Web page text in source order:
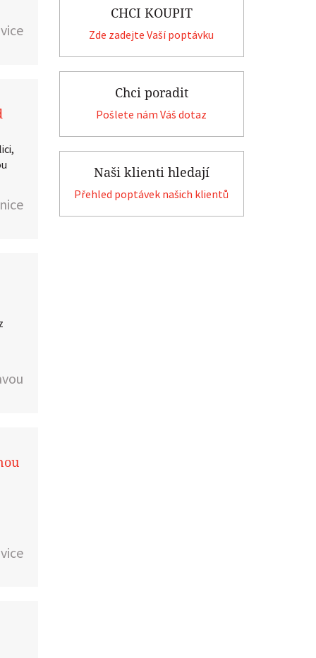
CHCI KOUPIT
Zde zadejte Vaší poptávku
Chci poradit
Pošlete nám Váš dotaz
Naši klienti hledají
Přehled poptávek našich klientů